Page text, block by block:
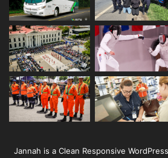
Jannah is a Clean Responsive